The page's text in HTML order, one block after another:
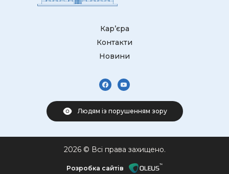
Кар’єра
Контакти
Новини
Людям із порушенням зору
2026 © Всі права захищено.
Розробка сайтів